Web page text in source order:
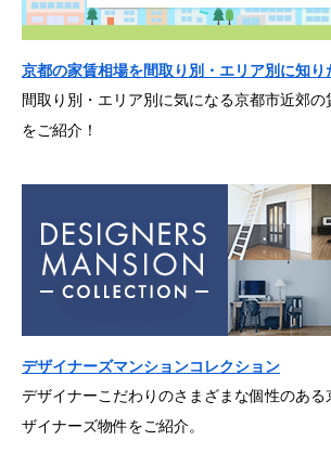
京都の家賃相場を間取り別・エリア別に知り
間取り別・エリア別に気になる京都市近郊の
をご紹介！
デザイナーズマンションコレクション
デザイナーこだわりのさまざまな個性のある
ザイナーズ物件をご紹介。